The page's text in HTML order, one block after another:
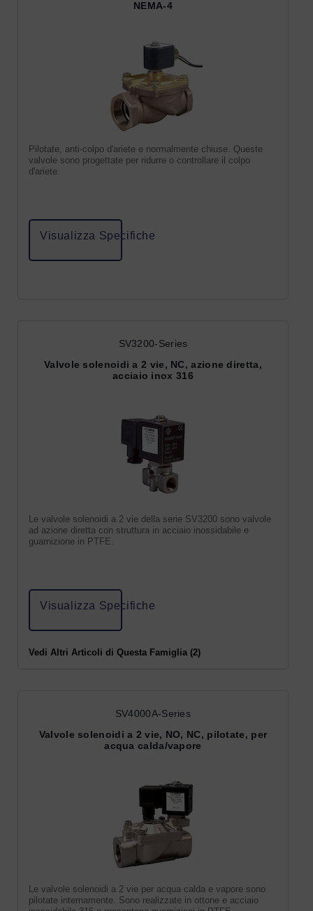
NEMA-4
Pilotate, anti-colpo d'ariete e normalmente chiuse. Queste
valvole sono progettate per ridurre o controllare il colpo
d'ariete.
Visualizza Specifiche
SV3200-Series
Valvole solenoidi a 2 vie, NC, azione diretta,
acciaio inox 316
Le valvole solenoidi a 2 vie della serie SV3200 sono valvole
ad azione diretta con struttura in acciaio inossidabile e
guarnizione in PTFE.
Visualizza Specifiche
Vedi Altri Articoli di Questa Famiglia (2)
SV4000A-Series
Valvole solenoidi a 2 vie, NO, NC, pilotate, per
acqua calda/vapore
Le valvole solenoidi a 2 vie per acqua calda e vapore sono
pilotate internamente. Sono realizzate in ottone e acciaio